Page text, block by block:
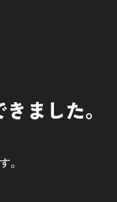
ました。
。